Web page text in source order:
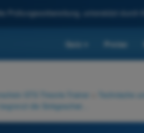
Prüfungsvorbereitung, unterstützt durch
Quiz Preise
STS Theorie-Trainer
Technische